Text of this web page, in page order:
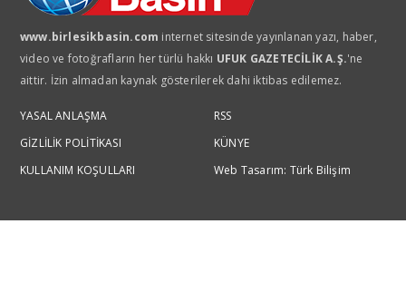
www.birlesikbasin.com internet sitesinde yayınlanan yazı, haber,
video ve fotoğrafların her türlü hakkı UFUK GAZETECİLİK A.Ş.'ne
aittir. İzin almadan kaynak gösterilerek dahi iktibas edilemez.
YASAL ANLAŞMA
GİZLİLİK POLİTİKASI
KULLANIM KOŞULLARI
RSS
KÜNYE
Web Tasarım: Türk Bilişim